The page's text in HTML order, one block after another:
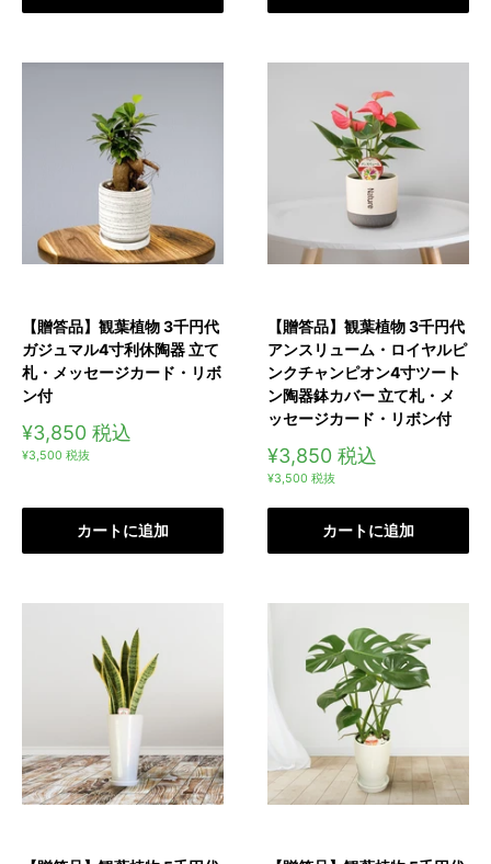
【贈答品】観葉植物 3千円代
ガジュマル4寸利休陶器 立て
札・メッセージカード・リボ
ン付
販
売
¥3,850 税込
¥3,500 税抜
カートに追加
【贈答品】観葉植物 3千円代
アンスリューム・ロイヤルピ
ンクチャンピオン4寸ツート
ン陶器鉢カバー 立て札・メ
ッセージカード・リボン付
販
売
格
¥3,850 税込
¥3,500 税抜
カートに追加